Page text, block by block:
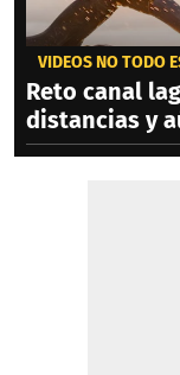
VIDEOS NO TODO
Reto canal
distancias y